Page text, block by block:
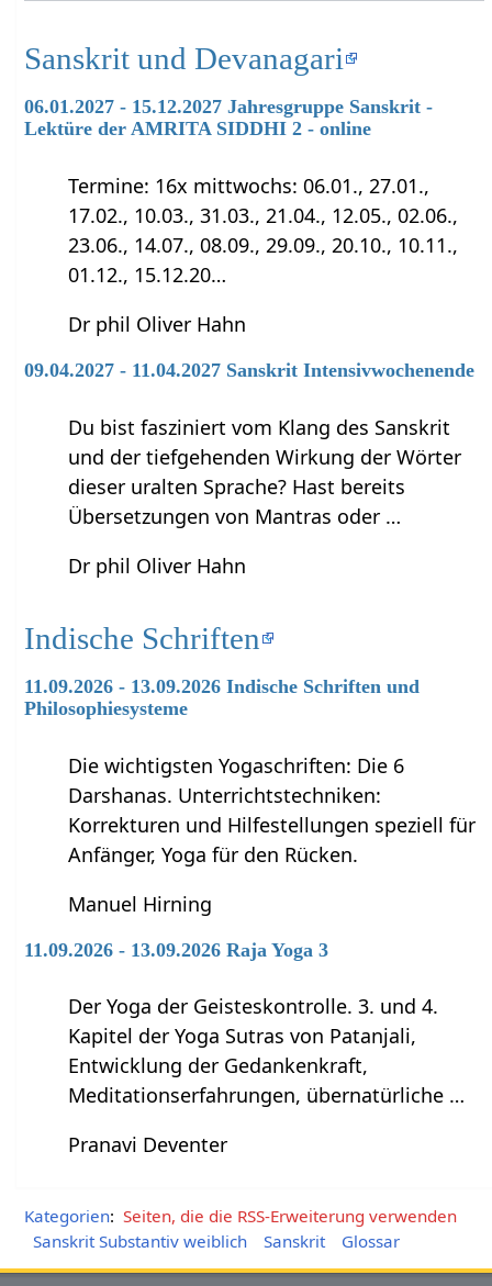
Sanskrit und Devanagari
06.01.2027 - 15.12.2027 Jahresgruppe Sanskrit -
Lektüre der AMRITA SIDDHI 2 - online
Termine: 16x mittwochs: 06.01., 27.01.,
17.02., 10.03., 31.03., 21.04., 12.05., 02.06.,
23.06., 14.07., 08.09., 29.09., 20.10., 10.11.,
01.12., 15.12.20…
Dr phil Oliver Hahn
09.04.2027 - 11.04.2027 Sanskrit Intensivwochenende
Du bist fasziniert vom Klang des Sanskrit
und der tiefgehenden Wirkung der Wörter
dieser uralten Sprache? Hast bereits
Übersetzungen von Mantras oder …
Dr phil Oliver Hahn
Indische Schriften
11.09.2026 - 13.09.2026 Indische Schriften und
Philosophiesysteme
Die wichtigsten Yogaschriften: Die 6
Darshanas. Unterrichtstechniken:
Korrekturen und Hilfestellungen speziell für
Anfänger, Yoga für den Rücken.
Manuel Hirning
11.09.2026 - 13.09.2026 Raja Yoga 3
Der Yoga der Geisteskontrolle. 3. und 4.
Kapitel der Yoga Sutras von Patanjali,
Entwicklung der Gedankenkraft,
Meditationserfahrungen, übernatürliche …
Pranavi Deventer
Kategorien: Seiten, die die RSS-Erweiterung verwenden
Sanskrit Substantiv weiblich
Sanskrit Glossar